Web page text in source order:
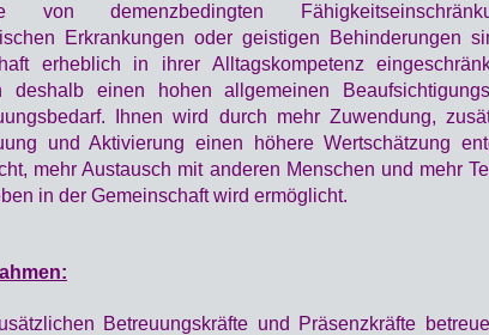
von demenzbedingten
Erkrankungen oder geistigen Behinderungen
erheblich in ihrer Alltagskompetenz
deshalb einen hohen allgemeinen
Ihnen wird durch mehr Zuwendung,
und Aktivierung einen höhere Wertschätzung
mehr Austausch mit anderen Menschen und mehr
in der Gemeinschaft wird ermöglicht.
Betreuungskräfte und Präsenzkräfte